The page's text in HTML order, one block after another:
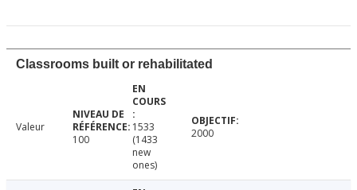
Classrooms built or rehabilitated
Valeur
100
1533
(1433
new
ones)
2000